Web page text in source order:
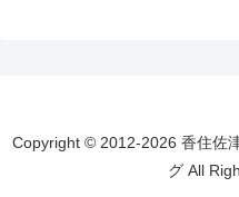
Copyright © 2012-2026 香住佐
グ All